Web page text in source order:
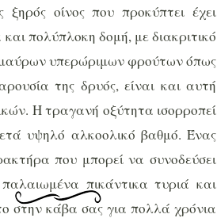
οίνος που προκύπτει έχει
πολύπλοκη δομή, με διακριτικό
υπερώριμων φρούτων όπως
της δρυός, είναι και αυτή
Η τραγανή οξύτητα ισορροπεί
υψηλό αλκοολικό βαθμό. Ένας
που μπορεί να συνοδεύσει
πικάντικα τυριά και
στην κάβα σας για πολλά χρόνια